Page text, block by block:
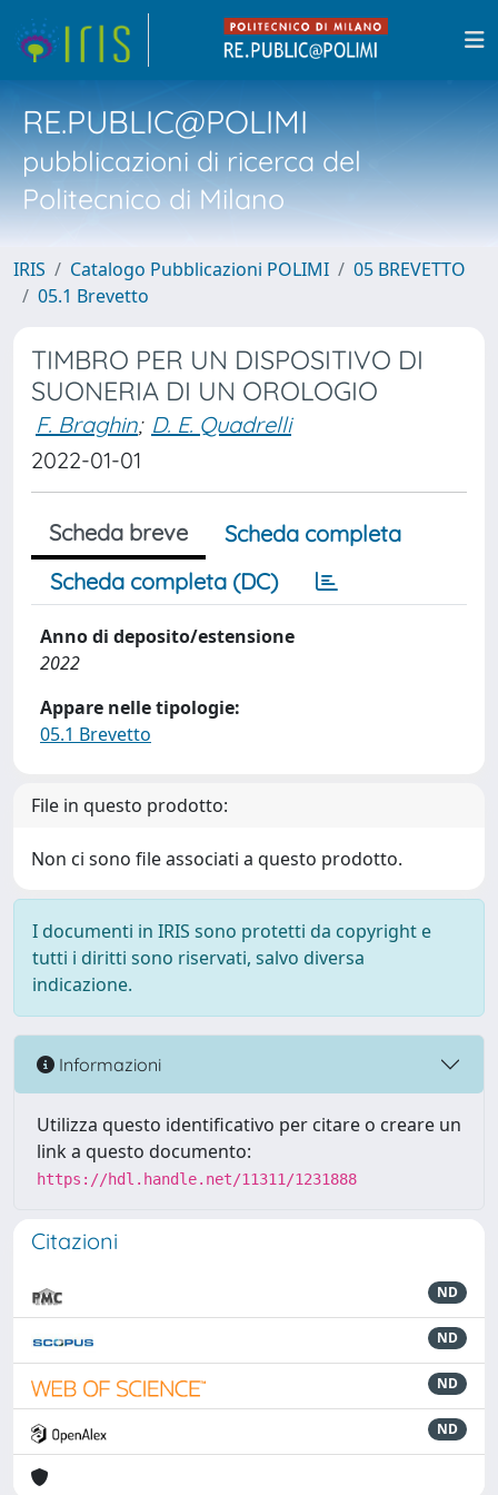
RE.PUBLIC@POLIMI
pubblicazioni di ricerca del
Politecnico di Milano
IRIS Catalogo Pubblicazioni POLIMI
05 BREVETTO
05.1 Brevetto
TIMBRO PER UN DISPOSITIVO DI
SUONERIA DI UN OROLOGIO
F. Braghin; D. E. Quadrelli
2022-01-01
Scheda breve
Scheda completa
Scheda completa (DC)
Anno di deposito/estensione
2022
Appare nelle tipologie:
05.1 Brevetto
File in questo prodotto:
Non ci sono file associati a questo prodotto.
I documenti in IRIS sono protetti da copyright e
tutti i diritti sono riservati, salvo diversa
indicazione.
Informazioni
Utilizza questo identificativo per citare o creare un
link a questo documento:
https://hdl.handle.net/11311/1231888
Citazioni
ND
ND
ND
ND